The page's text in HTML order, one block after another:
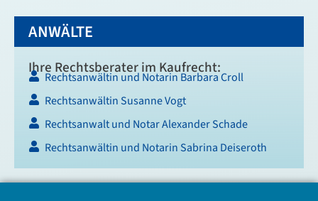
ANWÄLTE
Ihre Rechtsberater im Kaufrecht:
Rechtsanwältin und Notarin Barbara Croll
Rechtsanwältin Susanne Vogt
Rechtsanwalt und Notar Alexander Schade
Rechtsanwältin und Notarin Sabrina Deiseroth